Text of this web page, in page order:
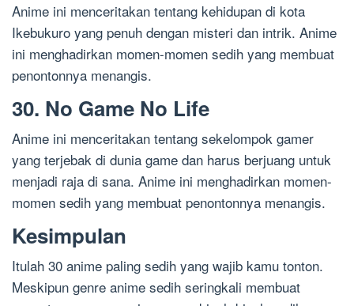
Anime ini menceritakan tentang kehidupan di kota
Ikebukuro yang penuh dengan misteri dan intrik. Anime
ini menghadirkan momen-momen sedih yang membuat
penontonnya menangis.
30. No Game No Life
Anime ini menceritakan tentang sekelompok gamer
yang terjebak di dunia game dan harus berjuang untuk
menjadi raja di sana. Anime ini menghadirkan momen-
momen sedih yang membuat penontonnya menangis.
Kesimpulan
Itulah 30 anime paling sedih yang wajib kamu tonton.
Meskipun genre anime sedih seringkali membuat